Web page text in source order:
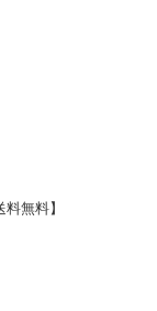
無料】